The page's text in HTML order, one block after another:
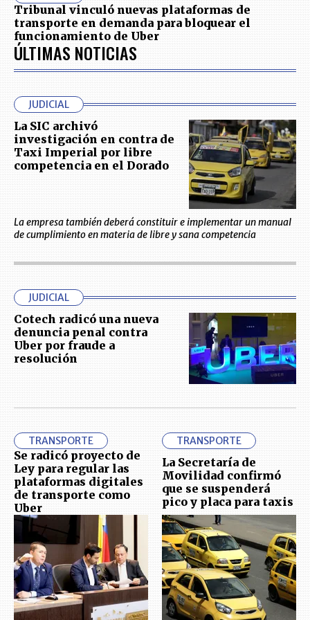
Tribunal vinculó nuevas plataformas de
transporte en demanda para bloquear el
funcionamiento de Uber
ÚLTIMAS NOTICIAS
JUDICIAL
La SIC archivó
investigación en contra de
Taxi Imperial por libre
competencia en el Dorado
La empresa también deberá constituir e implementar un manual
de cumplimiento en materia de libre y sana competencia
JUDICIAL
Cotech radicó una nueva
denuncia penal contra
Uber por fraude a
resolución
TRANSPORTE
Se radicó proyecto de
Ley para regular las
plataformas digitales
de transporte como
Uber
TRANSPORTE
La Secretaría de
Movilidad confirmó
que se suspenderá
pico y placa para taxis